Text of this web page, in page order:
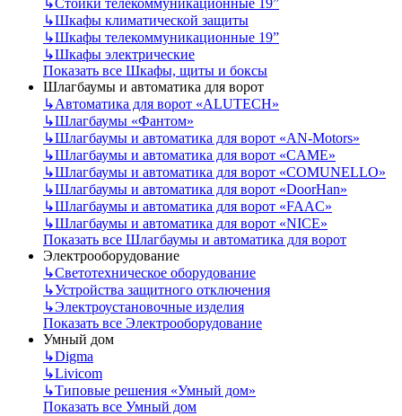
↳Стойки телекоммуникационные 19”
↳Шкафы климатической защиты
↳Шкафы телекоммуникационные 19”
↳Шкафы электрические
Показать все Шкафы, щиты и боксы
Шлагбаумы и автоматика для ворот
↳Автоматика для ворот «ALUTECH»
↳Шлагбаумы «Фантом»
↳Шлагбаумы и автоматика для ворот «AN-Motors»
↳Шлагбаумы и автоматика для ворот «CAME»
↳Шлагбаумы и автоматика для ворот «COMUNELLO»
↳Шлагбаумы и автоматика для ворот «DoorHan»
↳Шлагбаумы и автоматика для ворот «FAAC»
↳Шлагбаумы и автоматика для ворот «NICE»
Показать все Шлагбаумы и автоматика для ворот
Электрооборудование
↳Светотехническое оборудование
↳Устройства защитного отключения
↳Электроустановочные изделия
Показать все Электрооборудование
Умный дом
↳Digma
↳Livicom
↳Типовые решения «Умный дом»
Показать все Умный дом